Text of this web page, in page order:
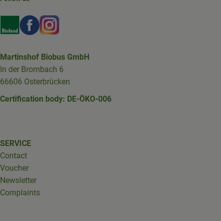
Externer Link zu https://www.bioland.de/verbraucher
Externer Link zu https://www.facebook.com/
Externer Link zu https://www.instagram.com/
Martinshof Biobus GmbH
In der Brombach 6
66606 Osterbrücken
Certification body: DE-ÖKO-006
SERVICE
Contact
Voucher
Newsletter
Complaints